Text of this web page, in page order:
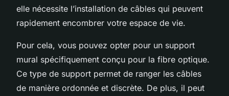
elle nécessite l’installation de câbles qui peuvent
rapidement encombrer votre espace de vie.
Pour cela, vous pouvez opter pour un support
mural spécifiquement conçu pour la fibre optique.
Ce type de support permet de ranger les câbles
de manière ordonnée et discrète. De plus, il peut